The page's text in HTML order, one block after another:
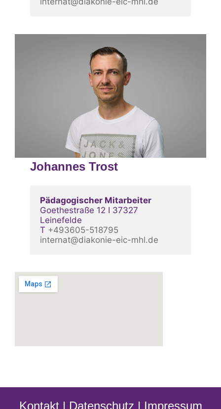
Johannes Trost
Pädagogischer Mitarbeiter
Goethestraße 12 I 37327
Leinefelde
T +493605-518795
internat@diakonie-eic-mhl.de
Kontakt| Datenschutz | Impressum